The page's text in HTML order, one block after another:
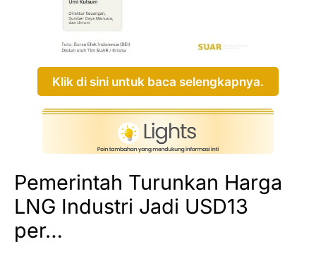
Klik di sini untuk baca selengkapnya.
Pemerintah Turunkan Harga
LNG Industri Jadi USD13
per…